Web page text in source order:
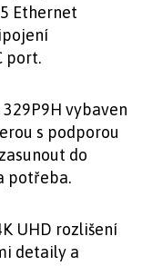
Ethernet
port.
vybaven
s podporou
do
potřeba.
UHD rozlišení
detaily a